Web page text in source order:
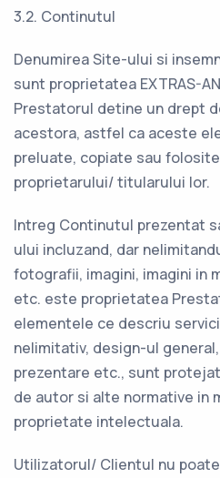
3.2. Continutul
Denumirea Site-ului si
sunt proprietatea EXTRAS-
Prestatorul detine un drept
acestora, astfel ca aceste
preluate, copiate sau
proprietarului/ titularului lor.
Intreg Continutul prezentat
ului incluzand, dar
fotografii, imagini, imagini in
etc. este proprietatea
elementele ce descriu
nelimitativ, design-ul
prezentare etc., sunt
de autor si alte normative in
proprietate intelectuala.
Utilizatorul/ Clientul nu